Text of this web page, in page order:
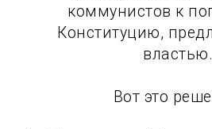
коммунистов к
Конституцию,
властью.
Вот это